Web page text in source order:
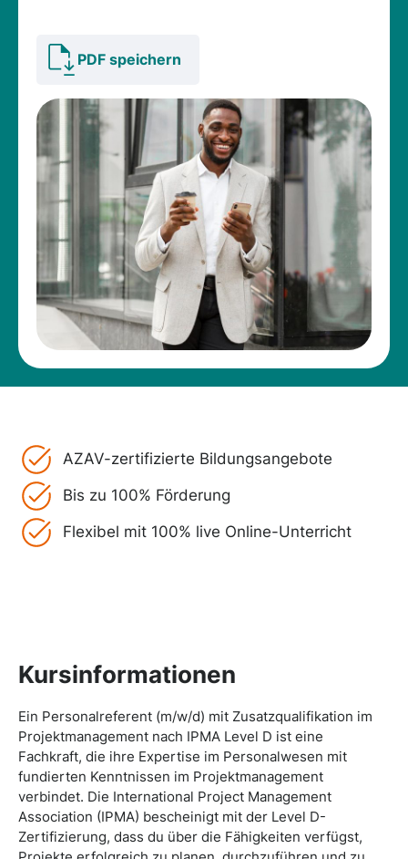
PDF speichern
AZAV-zertifizierte Bildungsangebote
Bis zu 100% Förderung
Flexibel mit 100% live Online-Unterricht
Kursinformationen
Ein Personalreferent (m/w/d) mit Zusatzqualifikation im
Projektmanagement nach IPMA Level D ist eine
Fachkraft, die ihre Expertise im Personalwesen mit
fundierten Kenntnissen im Projektmanagement
verbindet. Die International Project Management
Association (IPMA) bescheinigt mit der Level D-
Zertifizierung, dass du über die Fähigkeiten verfügst,